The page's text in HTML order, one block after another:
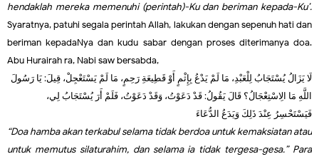
hendaklah mereka memenuhi (perintah)-Ku dan beriman kepada-Ku’.
Syaratnya, patuhi segala perintah Allah, lakukan dengan sepenuh hati dan
beriman kepadaNya dan kudu sabar dengan proses diterimanya doa.
Abu Hurairah ra, Nabi saw bersabda,
لَا يَزَالُ يُسْتَجَابُ لِلْعَبْدِ، مَا لَمْ يَدْعُ بِإِثْمٍ أَوْ قَطِيعَةِ رَحِمٍ، مَا لَمْ يَسْتَعْجِلْ، قِيلَ: يَا رَسُولَ
اللَّهِ مَا الِاسْتِعْجَالُ؟ قَالَ يَقُولُ: قَدْ دَعَوْتُ، وَقَدْ دَعَوْتُ، فَلَمْ أَرَ يُسْتَجَابُ لِي،
فَيَسْتَحْسِرُ عِنْدَ ذَلِكَ وَيَدَعُ الدُّعَاءَ
“Doa hamba akan terkabul selama tidak berdoa untuk kemaksiatan atau
untuk memutus silaturahim, dan selama ia tidak tergesa-gesa.” Para